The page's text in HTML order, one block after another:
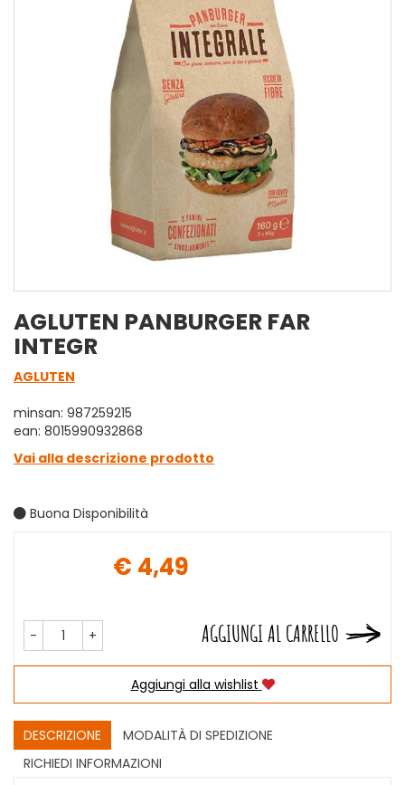
AGLUTEN PANBURGER FAR
INTEGR
AGLUTEN
minsan: 987259215
ean: 8015990932868
Vai alla descrizione prodotto
Buona Disponibilità
€ 4,49
- + AGGIUNGI AL CARRELLO
Aggiungi alla wishlist
DESCRIZIONE
MODALITÀ DI SPEDIZIONE
RICHIEDI INFORMAZIONI